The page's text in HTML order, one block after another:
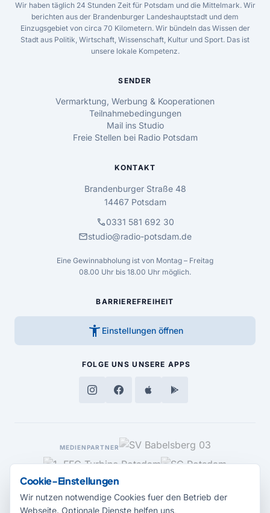
Wir haben täglich 24 Stunden Zeit für Potsdam und die Mittelmark. Wir
berichten aus der Brandenburger Landeshauptstadt und dem
Einzugsgebiet von circa 70 Kilometern. Wir bündeln das Wissen der
Stadt aus Politik, Wirtschaft, Wissenschaft, Kultur und Sport. Das ist
unsere lokale Kompetenz.
SENDER
Vermarktung, Werbung & Kooperationen
Teilnahmebedingungen
Mail ins Studio
Freie Stellen bei Radio Potsdam
KONTAKT
Brandenburger Straße 48
14467 Potsdam
call0331 581 692 30
mailstudio@radio-potsdam.de
Eine Gewinnabholung ist von Montag – Freitag
08.00 Uhr bis 18.00 Uhr möglich.
BARRIEREFREIHEIT
accessibility_new Einstellungen öffnen
FOLGE UNS UNSERE APPS
MEDIENPARTNER
Cookie-Einstellungen
Wir nutzen notwendige Cookies fuer den Betrieb der
Webseite. Optionale Dienste helfen uns,